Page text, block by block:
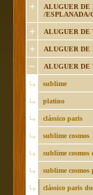
ALUGUER DE
/ESPLANADA/
ALUGUER
ALUGUER DE
ALUGUER DE
sublime
platino
clássico paris
sublime cosmos
sublime cosmos
sublime cosmos
clássico paris